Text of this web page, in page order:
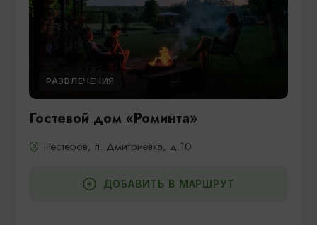
РАЗВЛЕЧЕНИЯ
Гостевой дом «Роминта»
Нестеров, п. Дмитриевка, д.10
ДОБАВИТЬ В МАРШРУТ